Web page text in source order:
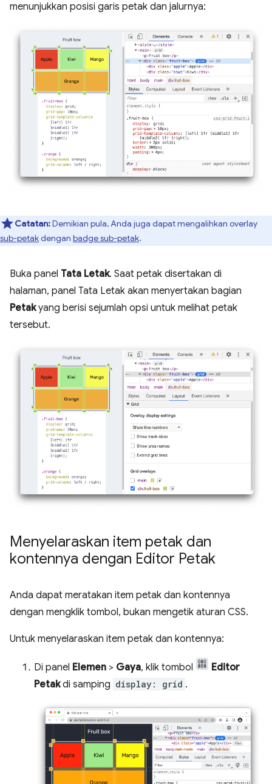
menunjukkan posisi garis petak dan jalurnya:
Catatan:Demikian pula, Anda juga dapat mengalihkan overlay
sub-petakdengan badge sub-petak.
Buka panel Tata Letak. Saat petak disertakan di
halaman, panel Tata Letak akan menyertakan bagian
Petakyang berisi sejumlah opsi untuk melihat petak
tersebut.
Menyelaraskan item petak dan
kontennya dengan Editor Petak
Anda dapat meratakan item petak dan kontennya
dengan mengklik tombol, bukan mengetik aturan CSS.
Untuk menyelaraskan item petak dan kontennya:
Di panel Elemen > Gaya, klik tombol
Editor
Petakdi samping display: grid .